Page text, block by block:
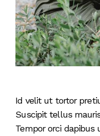
Id velit ut tortor
Suscipit tellus
Tempor orci dapibus